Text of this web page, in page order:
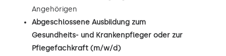
Angehörigen
Abgeschlossene Ausbildung zum
Gesundheits- und Krankenpfleger oder zur
Pflegefachkraft (m/w/d)